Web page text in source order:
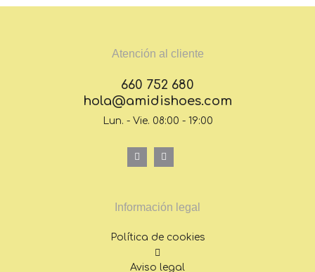
Atención al cliente
660 752 680
hola@amidishoes.com
Lun. - Vie. 08:00 - 19:00
Información legal
Política de cookies
Aviso legal